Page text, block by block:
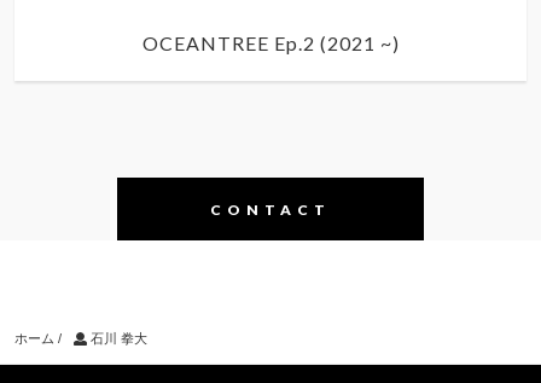
OCEANTREE Ep.2 (2021 ~)
CONTACT
ホーム / 石川 拳大